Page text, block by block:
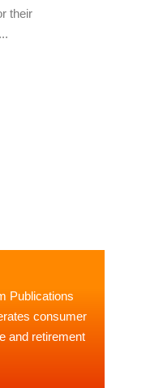
their
Publications
consumer
and retirement